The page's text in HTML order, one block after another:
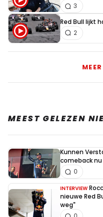
3
Red Bull lijkt
2
MEEST GELEZEN
Kunnen
comeback
0
INTERVIEW
nieuwe Red
weg"